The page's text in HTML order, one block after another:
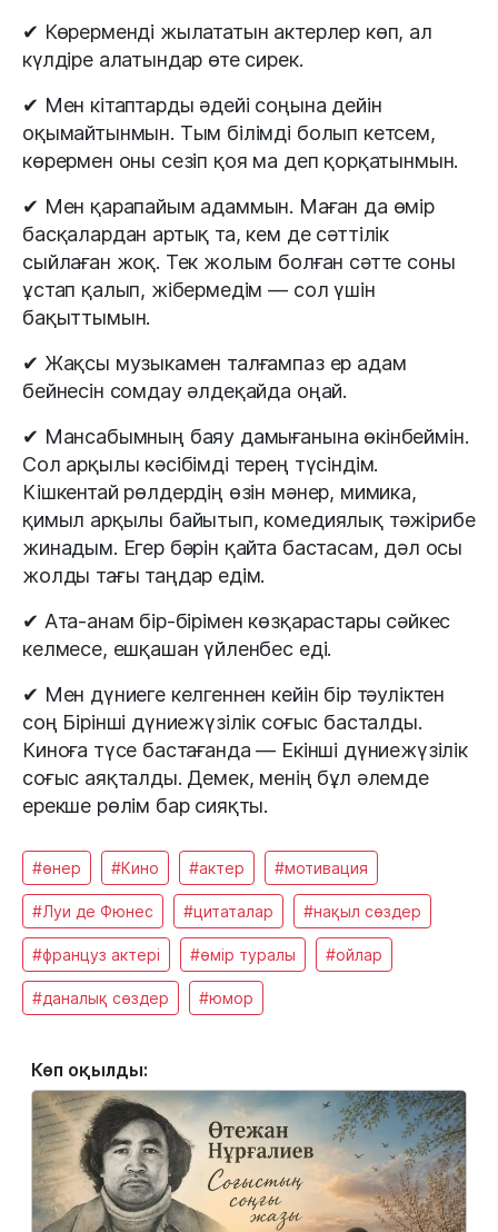
✔ Көрерменді жылататын актерлер көп, ал
күлдіре алатындар өте сирек.
✔ Мен кітаптарды әдейі соңына дейін
оқымайтынмын. Тым білімді болып кетсем,
көрермен оны сезіп қоя ма деп қорқатынмын.
✔ Мен қарапайым адаммын. Маған да өмір
басқалардан артық та, кем де сәттілік
сыйлаған жоқ. Тек жолым болған сәтте соны
ұстап қалып, жібермедім — сол үшін
бақыттымын.
✔ Жақсы музыкамен талғампаз ер адам
бейнесін сомдау әлдеқайда оңай.
✔ Мансабымның баяу дамығанына өкінбеймін.
Сол арқылы кәсібімді терең түсіндім.
Кішкентай рөлдердің өзін мәнер, мимика,
қимыл арқылы байытып, комедиялық тәжірибе
жинадым. Егер бәрін қайта бастасам, дәл осы
жолды тағы таңдар едім.
✔ Ата-анам бір-бірімен көзқарастары сәйкес
келмесе, ешқашан үйленбес еді.
✔ Мен дүниеге келгеннен кейін бір тәуліктен
соң Бірінші дүниежүзілік соғыс басталды.
Киноға түсе бастағанда — Екінші дүниежүзілік
соғыс аяқталды. Демек, менің бұл әлемде
ерекше рөлім бар сияқты.
#өнер #Кино #актер #мотивация
#Луи де Фюнес #цитаталар #нақыл сөздер
#француз актері #өмір туралы #ойлар
#даналық сөздер #юмор
Көп оқылды: